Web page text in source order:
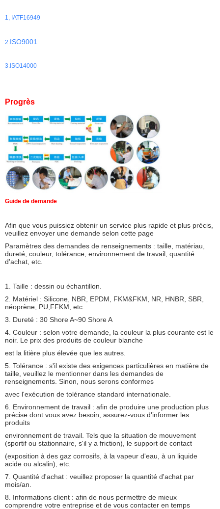
1, IATF16949
2.ISO9001
3.ISO14000
Progrès
Guide de demande
Afin que vous puissiez obtenir un service plus rapide et plus précis,
veuillez envoyer une demande selon cette page
Paramètres des demandes de renseignements : taille, matériau,
dureté, couleur, tolérance, environnement de travail, quantité
d'achat, etc.
1. Taille : dessin ou échantillon.
2. Matériel : Silicone, NBR, EPDM, FKM&FKM, NR, HNBR, SBR,
néoprène, PU,FFKM, etc.
3. Dureté : 30 Shore A~90 Shore A
4. Couleur : selon votre demande, la couleur la plus courante est le
noir. Le prix des produits de couleur blanche
est la litière plus élevée que les autres.
5. Tolérance : s'il existe des exigences particulières en matière de
taille, veuillez le mentionner dans les demandes de
renseignements. Sinon, nous serons conformes
avec l'exécution de tolérance standard internationale.
6. Environnement de travail : afin de produire une production plus
précise dont vous avez besoin, assurez-vous d'informer les
produits
environnement de travail. Tels que la situation de mouvement
(sportif ou stationnaire, s'il y a friction), le support de contact
(exposition à des gaz corrosifs, à la vapeur d'eau, à un liquide
acide ou alcalin), etc.
7. Quantité d'achat : veuillez proposer la quantité d'achat par
mois/an.
8. Informations client : afin de nous permettre de mieux
comprendre votre entreprise et de vous contacter en temps